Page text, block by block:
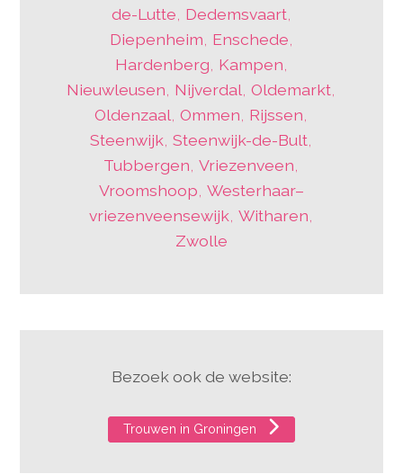
de-Lutte, Dedemsvaart,
Diepenheim, Enschede,
Hardenberg, Kampen,
Nieuwleusen, Nijverdal,Oldemarkt,
Oldenzaal,Ommen, Rijssen,
Steenwijk,Steenwijk-de-Bult,
Tubbergen,Vriezenveen,
Vroomshoop, Westerhaar–
vriezenveensewijk,Witharen,
Zwolle
Bezoek ook de website:
Trouwen in Groningen